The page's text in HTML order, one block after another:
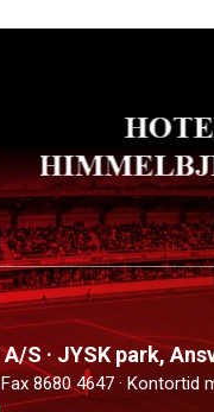
S · JYSK park,
8680 4647 · Kontortid